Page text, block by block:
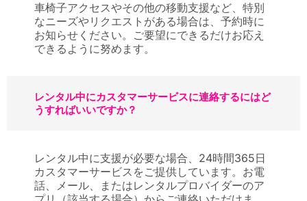
車椅子アクセスやその他の移動支援など、特別
なニーズやリクエストがある場合は、予約時に
お知らせください。ご要望にできるだけお応え
できるように努めます。
レンタル中にカスタマーサービスに連絡するにはど
うすればいいですか？
レンタル中に支援が必要な場合、24時間365日
カスタマーサービスをご提供しています。お電
話、メール、またはレンタルプロバイダーのア